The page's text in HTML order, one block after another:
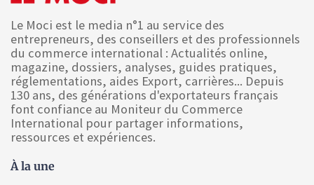
Le Moci est le media n°1 au service des
entrepreneurs, des conseillers et des professionnels
du commerce international : Actualités online,
magazine, dossiers, analyses, guides pratiques,
réglementations, aides Export, carrières... Depuis
130 ans, des générations d'exportateurs français
font confiance au Moniteur du Commerce
International pour partager informations,
ressources et expériences.
À la une